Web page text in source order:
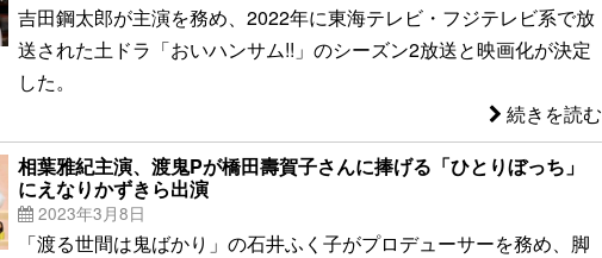
吉田鋼太郎が主演を務め、2022年に東海テレビ・フジテレビ系で放
送された土ドラ「おいハンサム!!」のシーズン2放送と映画化が決定
した。
続きを読む
相葉雅紀主演、渡鬼Pが橋田壽賀子さんに捧げる「ひとりぼっち」
にえなりかずきら出演
2023年3月8日
「渡る世間は鬼ばかり」の石井ふく子がプロデューサーを務め、脚